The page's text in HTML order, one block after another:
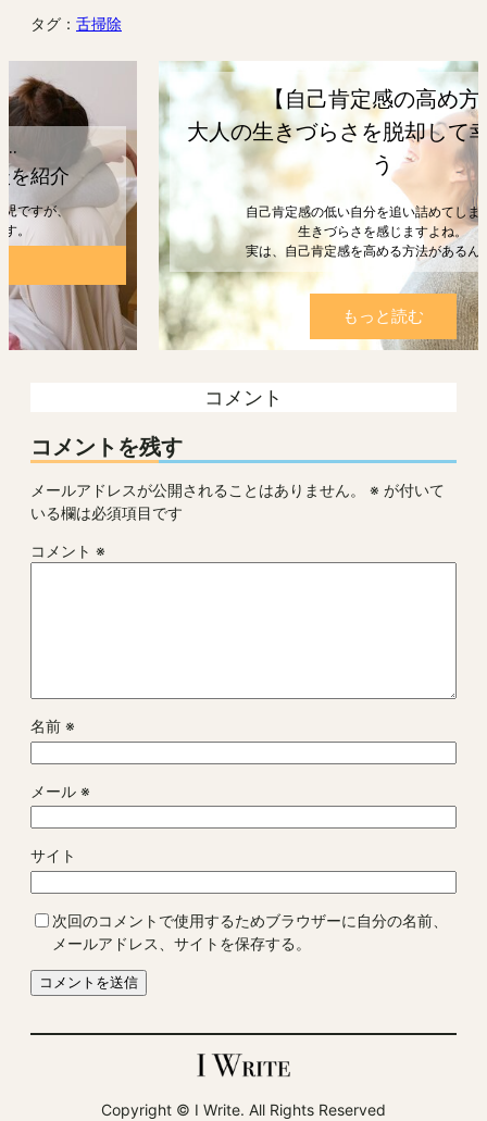
タグ： 舌掃除
【自己肯定感の高め方】
大人の生きづらさを脱却して幸せになろ
う
自己肯定感の低い自分を追い詰めてしまうと、
生きづらさを感じますよね。
実は、自己肯定感を高める方法があるんです。
もっと読む
コメント
コメントを残す
メールアドレスが公開されることはありません。 ※ が付いて
いる欄は必須項目です
コメント ※
名前 ※
メール ※
サイト
次回のコメントで使用するためブラウザーに自分の名前、
メールアドレス、サイトを保存する。
Copyright ©︎ I Write. All Rights Reserved